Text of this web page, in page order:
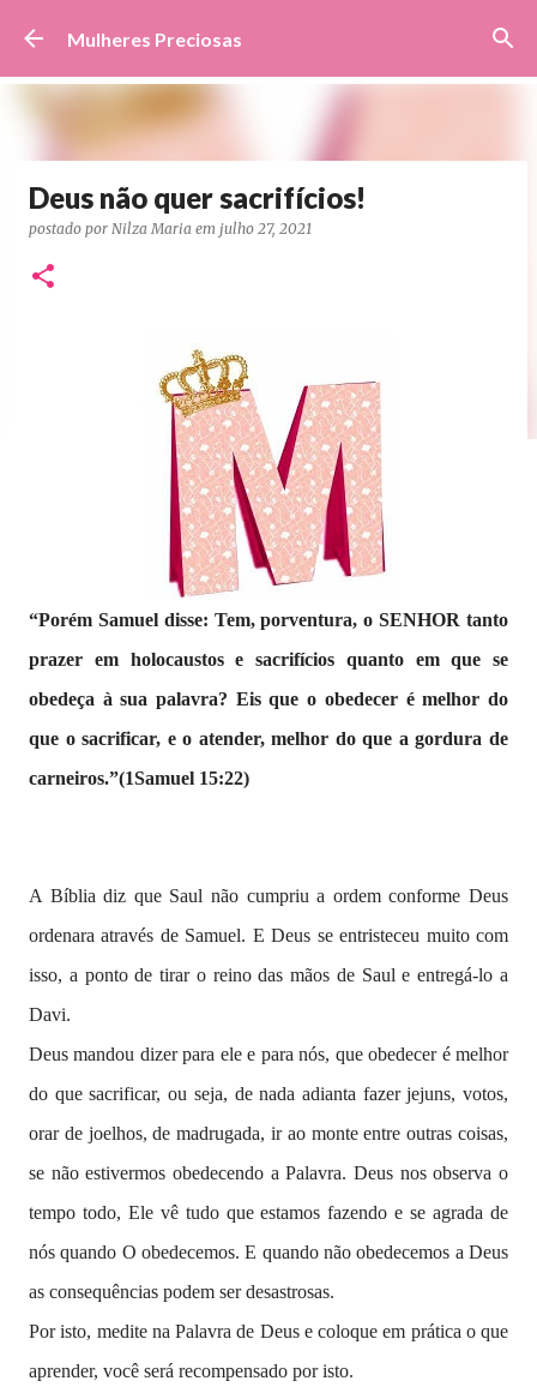
Pular para o conteúdo principal
Mulheres Preciosas
Deus não quer sacrifícios!
postado por Nilza Maria em julho 27, 2021
“Porém Samuel disse: Tem, porventura, o SENHOR tanto
prazer em holocaustos e sacrifícios quanto em que se
obedeça à sua palavra? Eis que o obedecer é melhor do
que o sacrificar, e o atender, melhor do que a gordura de
carneiros.”(1Samuel 15:22)
A Bíblia diz que Saul não cumpriu a ordem conforme Deus
ordenara através de Samuel. E Deus se entristeceu muito com
isso, a ponto de tirar o reino das mãos de Saul e entregá-lo a
Davi.
Deus mandou dizer para ele e para nós, que obedecer é melhor
do que sacrificar, ou seja, de nada adianta fazer jejuns, votos,
orar de joelhos, de madrugada, ir ao monte entre outras coisas,
se não estivermos obedecendo a Palavra. Deus nos observa o
tempo todo, Ele vê tudo que estamos fazendo e se agrada de
nós quando O obedecemos. E quando não obedecemos a Deus
as consequências podem ser desastrosas.
Por isto, medite na Palavra de Deus e coloque em prática o que
aprender, você será recompensado por isto.